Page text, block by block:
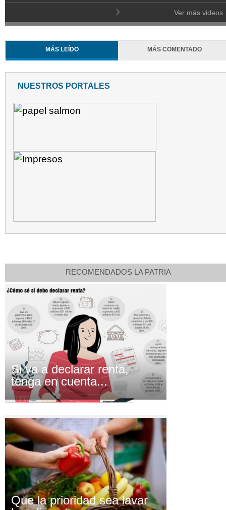
Ver más videos
MÁS LEÍDO MÁS COMENTADO
NUESTROS PORTALES
RECOMENDADOS LA PATRIA
Si va a declarar renta,
tenga en cuenta...
Que la prioridad sea lavar